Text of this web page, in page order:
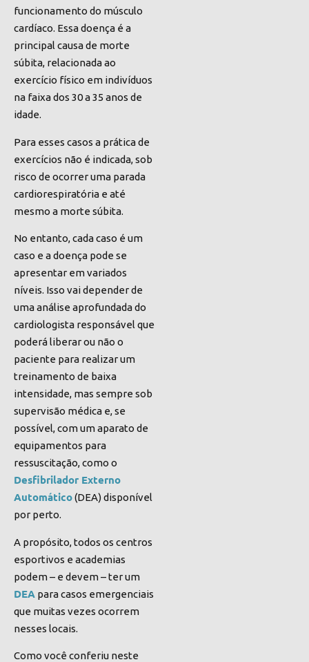
funcionamento do músculo
cardíaco. Essa doença é a
principal causa de morte
súbita, relacionada ao
exercício físico em indivíduos
na faixa dos 30 a 35 anos de
idade.
Para esses casos a prática de
exercícios não é indicada, sob
risco de ocorrer uma parada
cardiorespiratória e até
mesmo a morte súbita.
No entanto, cada caso é um
caso e a doença pode se
apresentar em variados
níveis. Isso vai depender de
uma análise aprofundada do
cardiologista responsável que
poderá liberar ou não o
paciente para realizar um
treinamento de baixa
intensidade, mas sempre sob
supervisão médica e, se
possível, com um aparato de
equipamentos para
ressuscitação, como o
Desfibrilador Externo
Automático(DEA) disponível
por perto.
A propósito, todos os centros
esportivos e academias
podem – e devem – ter um
DEA para casos emergenciais
que muitas vezes ocorrem
nesses locais.
Como você conferiu neste